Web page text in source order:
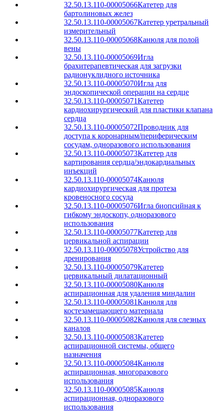
32.50.13.110-00005066Катетер для
бартолиновых желез
32.50.13.110-00005067Катетер уретральный
измерительный
32.50.13.110-00005068Канюля для полой
вены
32.50.13.110-00005069Игла
брахитерапевтическая для загрузки
радионуклидного источника
32.50.13.110-00005070Игла для
эндоскопической операции на сердце
32.50.13.110-00005071Катетер
кардиохирургический для пластики клапана
сердца
32.50.13.110-00005072Проводник для
доступа к коронарным/периферическим
сосудам, одноразового использования
32.50.13.110-00005073Катетер для
картирования сердца/эндокардиальных
инъекций
32.50.13.110-00005074Канюля
кардиохирургическая для протеза
кровеносного сосуда
32.50.13.110-00005076Игла биопсийная к
гибкому эндоскопу, одноразового
использования
32.50.13.110-00005077Катетер для
цервикальной аспирации
32.50.13.110-00005078Устройство для
дренирования
32.50.13.110-00005079Катетер
цервикальный дилатационный
32.50.13.110-00005080Канюля
аспирационная для удаления миндалин
32.50.13.110-00005081Канюля для
костезамещающего материала
32.50.13.110-00005082Канюля для слезных
каналов
32.50.13.110-00005083Катетер
аспирационной системы, общего
назначения
32.50.13.110-00005084Канюля
аспирационная, многоразового
использования
32.50.13.110-00005085Канюля
аспирационная, одноразового
использования